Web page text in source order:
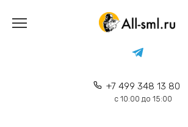
содержанию
+7 499 348 13 80
с 10:00 до 15:00